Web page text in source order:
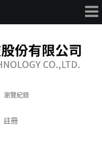
瀏覽紀錄
註冊